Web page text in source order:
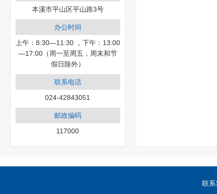
本溪市平山区平山路3号
办公时间
上午：8:30—11:30 ，下午：13:00
—17:00（周一至周五，周末和节
假日除外）
联系电话
024-42843051
邮政编码
117000
联系